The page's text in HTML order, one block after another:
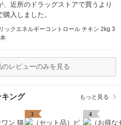
近所のドラッグストアで買うより
入しました。
ックエネルギーコントロール チキン 2kg 3
レビューのみを見る
ング もっと見る
3 4